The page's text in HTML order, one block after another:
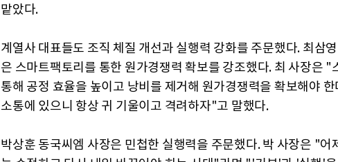
맡았다.
계열사 대표들도 조직 체질 개선과 실행력 강화를 주문했다. 최삼
은 스마트팩토리를 통한 원가경쟁력 확보를 강조했다. 최 사장은 "
통해 공정 효율을 높이고 낭비를 제거해 원가경쟁력을 확보해야
소통에 있으니 항상 귀 기울이고 격려하자"고 말했다.
박상훈 동국씨엠 사장은 민첩한 실행력을 주문했다. 박 사장은 "어